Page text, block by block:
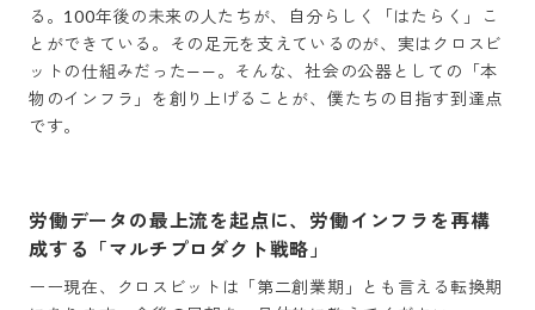
る。100年後の未来の人たちが、自分らしく「はたらく」こ
とができている。その足元を支えているのが、実はクロスビ
ットの仕組みだった——。そんな、社会の公器としての「本
物のインフラ」を創り上げることが、僕たちの目指す到達点
です。
労働データの最上流を起点に、労働インフラを再構
成する「マルチプロダクト戦略」
ーー現在、クロスビットは「第二創業期」とも言える転換期